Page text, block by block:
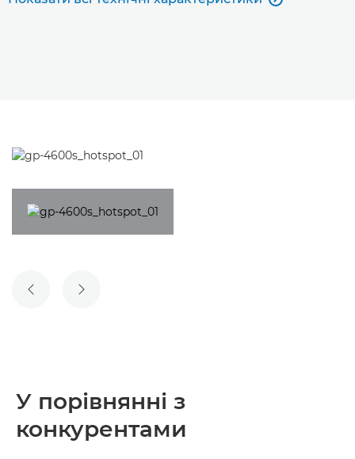
ПОПЕРЕДНІЙ СЛАЙД
НАСТУПНИЙ СЛАЙД
У порівнянні з
конкурентами